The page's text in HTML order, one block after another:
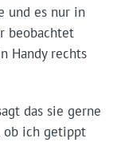
und es nur in
beobachtet
Handy rechts
das sie gerne
ob ich getippt